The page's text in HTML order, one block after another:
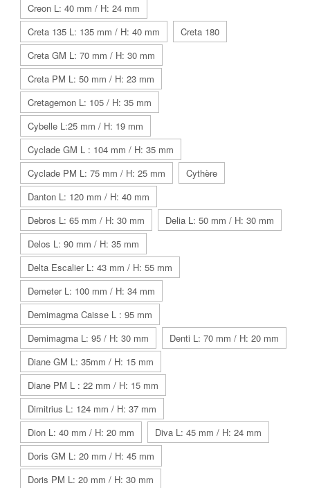
Creon L: 40 mm / H: 24 mm
Creta 135 L: 135 mm / H: 40 mm
Creta 180
Creta GM L: 70 mm / H: 30 mm
Creta PM L: 50 mm / H: 23 mm
Cretagemon L: 105 / H: 35 mm
Cybelle L:25 mm / H: 19 mm
Cyclade GM L : 104 mm / H: 35 mm
Cyclade PM L: 75 mm / H: 25 mm
Cythère
Danton L: 120 mm / H: 40 mm
Debros L: 65 mm / H: 30 mm
Delia L: 50 mm / H: 30 mm
Delos L: 90 mm / H: 35 mm
Delta Escalier L: 43 mm / H: 55 mm
Demeter L: 100 mm / H: 34 mm
Demimagma Caisse L : 95 mm
Demimagma L: 95 / H: 30 mm
Denti L: 70 mm / H: 20 mm
Diane GM L: 35mm / H: 15 mm
Diane PM L : 22 mm / H: 15 mm
Dimitrius L: 124 mm / H: 37 mm
Dion L: 40 mm / H: 20 mm
Diva L: 45 mm / H: 24 mm
Doris GM L: 20 mm / H: 45 mm
Doris PM L: 20 mm / H: 30 mm